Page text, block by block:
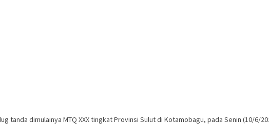
tanda dimulainya MTQ XXX tingkat Provinsi Sulut di Kotamobagu, pada Senin (10/6/